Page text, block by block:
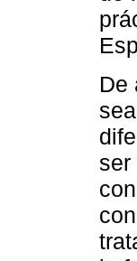
De
ser